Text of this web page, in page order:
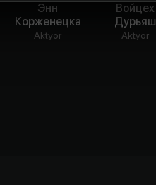
Энн
Корженецка
Aktyor
Войцех
Дурьяш
Aktyor